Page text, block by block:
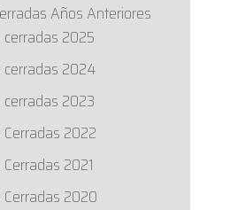
Años Anteriores
2025
cerradas 2024
2023
2022
2021
2020